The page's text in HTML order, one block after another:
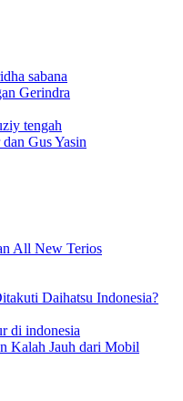
Gerindra
Gus Yasin
All New Terios
Daihatsu Indonesia?
Kalah Jauh dari Mobil